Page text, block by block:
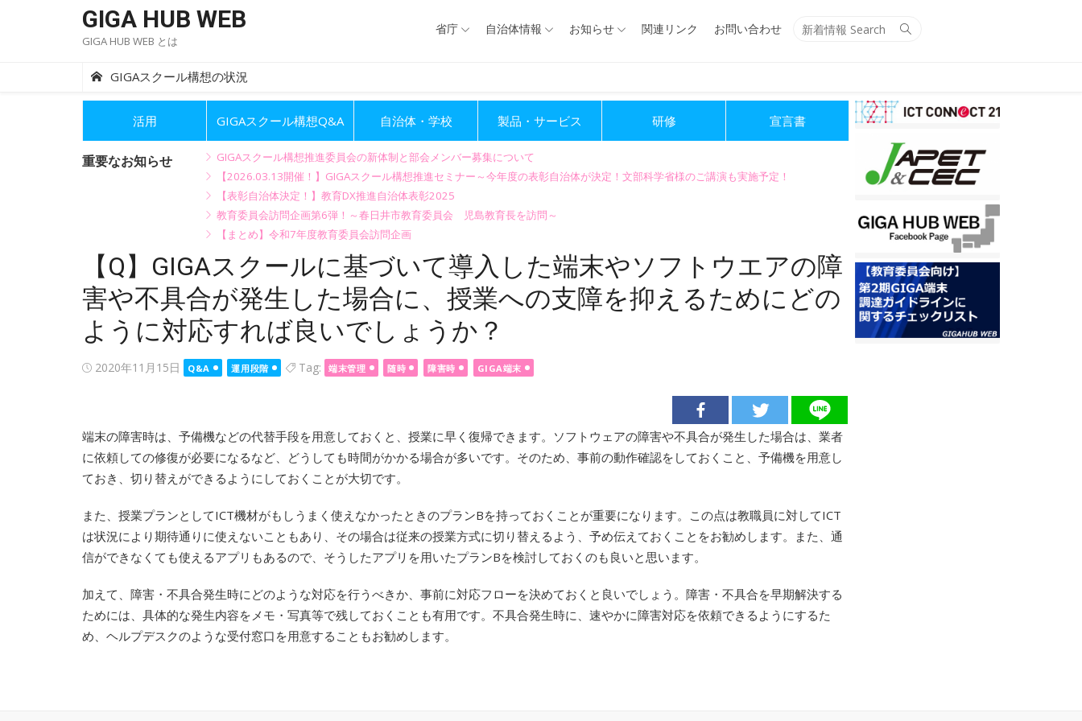
GIGA HUB WEB
GIGA HUB WEB とは
Search
省庁 自治体情報 お知らせ 関連リンク お問い合わせ
GIGAスクール構想の状況
活用 GIGAスクール構想Q&A 自治体・学校 製品・サービス 研修 宣言書
重要なお知らせ
GIGAスクール構想推進委員会の新体制と部会メンバー募集について
【2026.03.13開催！】GIGAスクール構想推進セミナー～今年度の表彰自治体が決定！文部科学省様のご講演も実施予定！
【表彰自治体決定！】教育DX推進自治体表彰2025
教育委員会訪問企画第6弾！～春日井市教育委員会 児島教育長を訪問～
【まとめ】令和7年度教育委員会訪問企画
【Q】GIGAスクールに基づいて導入した端末やソフトウエアの障
害や不具合が発生した場合に、授業への支障を抑えるためにどの
ように対応すれば良いでしょうか？
Posted
2020年11月15日 Q&A 運用段階 Tag: 端末管理 随時 障害時 GIGA端末
端末の障害時は、予備機などの代替手段を用意しておくと、授業に早く復帰できます。ソフトウェアの障害や不具合が発生した場合は、業者
に依頼しての修復が必要になるなど、どうしても時間がかかる場合が多いです。そのため、事前の動作確認をしておくこと、予備機を用意し
ておき、切り替えができるようにしておくことが大切です。
また、授業プランとしてICT機材がもしうまく使えなかったときのプランBを持っておくことが重要になります。この点は教職員に対してICT
は状況により期待通りに使えないこともあり、その場合は従来の授業方式に切り替えるよう、予め伝えておくことをお勧めします。また、通
信ができなくても使えるアプリもあるので、そうしたアプリを用いたプランBを検討しておくのも良いと思います。
加えて、障害・不具合発生時にどのような対応を行うべきか、事前に対応フローを決めておくと良いでしょう。障害・不具合を早期解決する
ためには、具体的な発生内容をメモ・写真等で残しておくことも有用です。不具合発生時に、速やかに障害対応を依頼できるようにするた
め、ヘルプデスクのような受付窓口を用意することもお勧めします。